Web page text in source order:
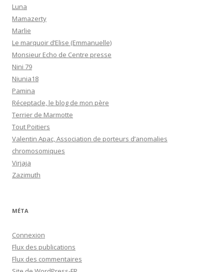
Luna
Mamazerty
Marlie
Le marquoir d’Elise (Emmanuelle)
Monsieur Echo de Centre presse
Nini 79
Niunia18
Pamina
Réceptacle, le blog de mon père
Terrier de Marmotte
Tout Poitiers
Valentin Apac, Association de porteurs d’anomalies
chromosomiques
Virjaja
Zazimuth
MÉTA
Connexion
Flux des publications
Flux des commentaires